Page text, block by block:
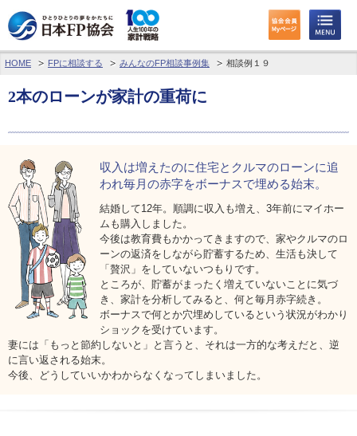
わたしたちのくらしとお金
FPに相談する
FP技能検定
個人会員の皆様へ
日本FP協会について
パーソナルファイナンス教育について
お問い合わせ
HOME FPに相談する みんなのFP相談事例集 相談例１９
2本のローンが家計の重荷に
収入は増えたのに住宅とクルマのローンに追
われ毎月の赤字をボーナスで埋める始末。
結婚して12年。順調に収入も増え、3年前にマイホー
ムも購入しました。
今後は教育費もかかってきますので、家やクルマのロ
ーンの返済をしながら貯蓄するため、生活も決して
「贅沢」をしていないつもりです。
ところが、貯蓄がまったく増えていないことに気づ
き、家計を分析してみると、何と毎月赤字続き。
ボーナスで何とか穴埋めしているという状況がわかり
ショックを受けています。
妻には「もっと節約しないと」と言うと、それは一方的な考えだと、逆
に言い返される始末。
今後、どうしていいかわからなくなってしまいました。